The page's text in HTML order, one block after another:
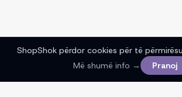
ShopShok përdor cookies për të
Më shumë info →
Pranoj